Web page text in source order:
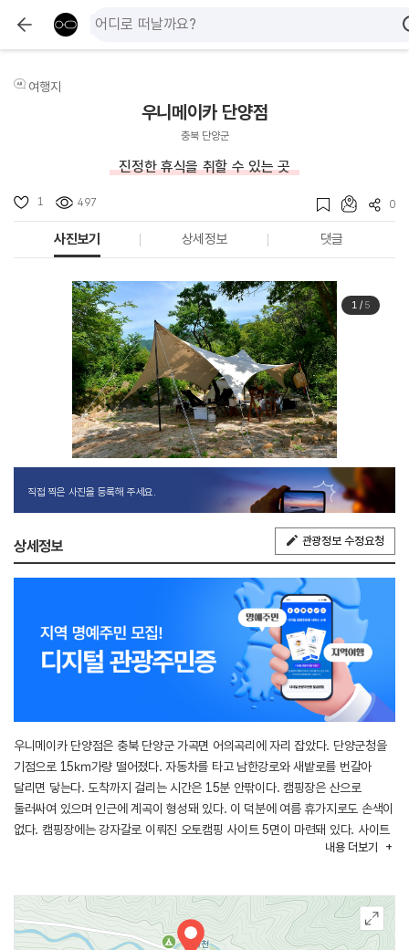
여행지
우니메이카 단양점
충북 단양군
진정한 휴식을 취할 수 있는 곳
1 497 0
사진보기 상세정보 댓글
1/ 5
직접 찍은 사진을 등록해 주세요.
상세정보 관광정보 수정요청
우니메이카 단양점은 충북 단양군 가곡면 어의곡리에 자리 잡았다. 단양군청을
기점으로 15㎞가량 떨어졌다. 자동차를 타고 남한강로와 새밭로를 번갈아
달리면 닿는다. 도착까지 걸리는 시간은 15분 안팎이다. 캠핑장은 산으로
둘러싸여 있으며 인근에 계곡이 형성돼 있다. 이 덕분에 여름 휴가지로도 손색이
없다. 캠핑장에는 강자갈로 이뤄진 오토캠핑 사이트 5면이 마련돼 있다. 사이트
크기는 가로 12m, 세로 16m 등이다. 주변에는 새밭계곡, 한드미마을이 있어
내용 더보기